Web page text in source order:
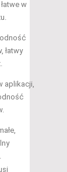
w
łatwy
aplikacji,